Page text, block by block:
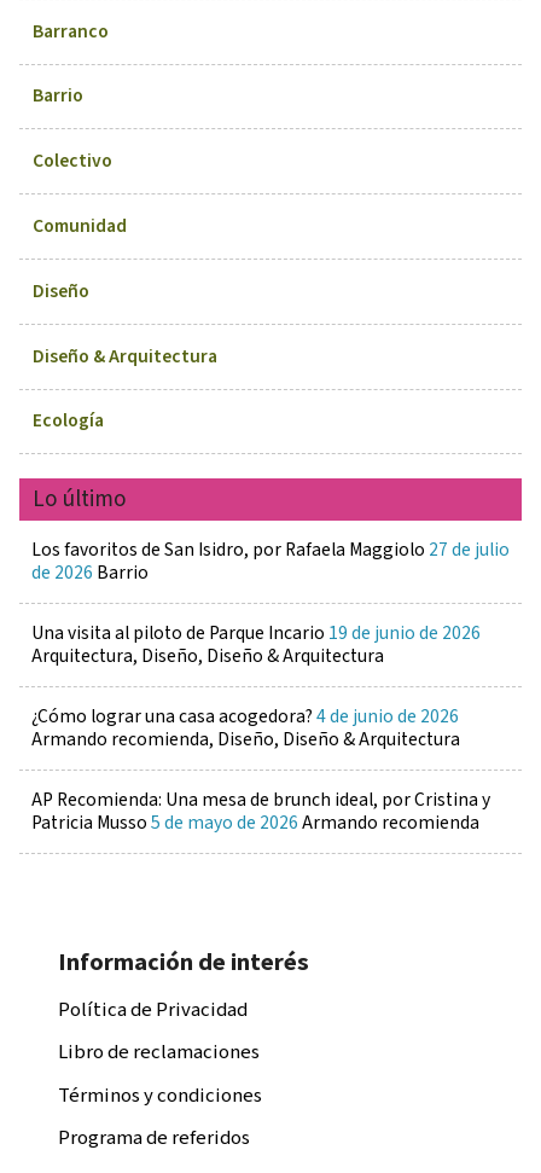
Barranco
Barrio
Colectivo
Comunidad
Diseño
Diseño & Arquitectura
Ecología
Lo último
Los favoritos de San Isidro, por Rafaela Maggiolo 27 de julio
de 2026 Barrio
Una visita al piloto de Parque Incario 19 de junio de 2026
Arquitectura, Diseño, Diseño & Arquitectura
¿Cómo lograr una casa acogedora?4 de junio de 2026
Armando recomienda, Diseño, Diseño & Arquitectura
AP Recomienda: Una mesa de brunch ideal, por Cristina y
Patricia Musso5 de mayo de 2026Armando recomienda
Información de interés
Política de Privacidad
Libro de reclamaciones
Términos y condiciones
Programa de referidos